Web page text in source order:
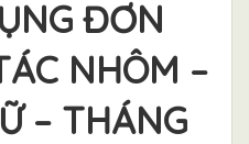
ĐƠN
NHÔM –
– THÁNG